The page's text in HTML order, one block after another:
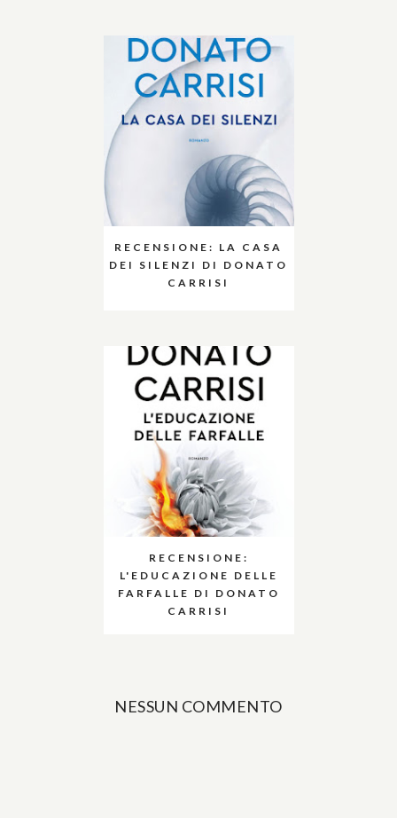
RECENSIONE: LA CASA
DEI SILENZI DI DONATO
CARRISI
RECENSIONE:
L'EDUCAZIONE DELLE
FARFALLE DI DONATO
CARRISI
NESSUN COMMENTO